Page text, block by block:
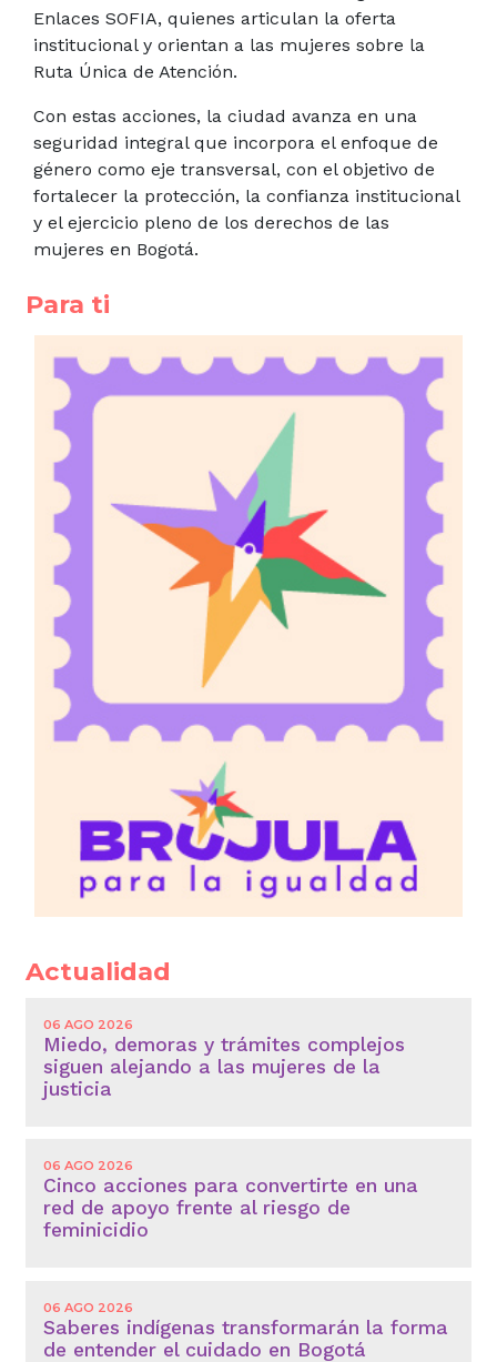
Enlaces SOFIA, quienes articulan la oferta
institucional y orientan a las mujeres sobre la
Ruta Única de Atención.
Con estas acciones, la ciudad avanza en una
seguridad integral que incorpora el enfoque de
género como eje transversal, con el objetivo de
fortalecer la protección, la confianza institucional
y el ejercicio pleno de los derechos de las
mujeres en Bogotá.
Para ti
Actualidad
06 AGO 2026
Miedo, demoras y trámites complejos
siguen alejando a las mujeres de la
justicia
06 AGO 2026
Cinco acciones para convertirte en una
red de apoyo frente al riesgo de
feminicidio
06 AGO 2026
Saberes indígenas transformarán la forma
de entender el cuidado en Bogotá